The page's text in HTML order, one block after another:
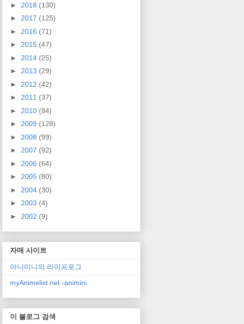
► 2018 (130)
► 2017 (125)
► 2016 (71)
► 2015 (47)
► 2014 (25)
► 2013 (29)
► 2012 (42)
► 2011 (37)
► 2010 (84)
► 2009 (128)
► 2008 (99)
► 2007 (92)
► 2006 (64)
► 2005 (80)
► 2004 (30)
► 2003 (4)
► 2002 (9)
자매 사이트
아니미니의 라이프로그
myAnimelist.net -animini
이 블로그 검색